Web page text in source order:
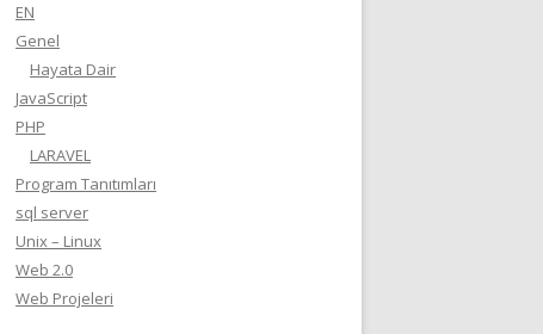
EN
Genel
Hayata Dair
JavaScript
PHP
LARAVEL
Program Tanıtımları
sql server
Unix – Linux
Web 2.0
Web Projeleri